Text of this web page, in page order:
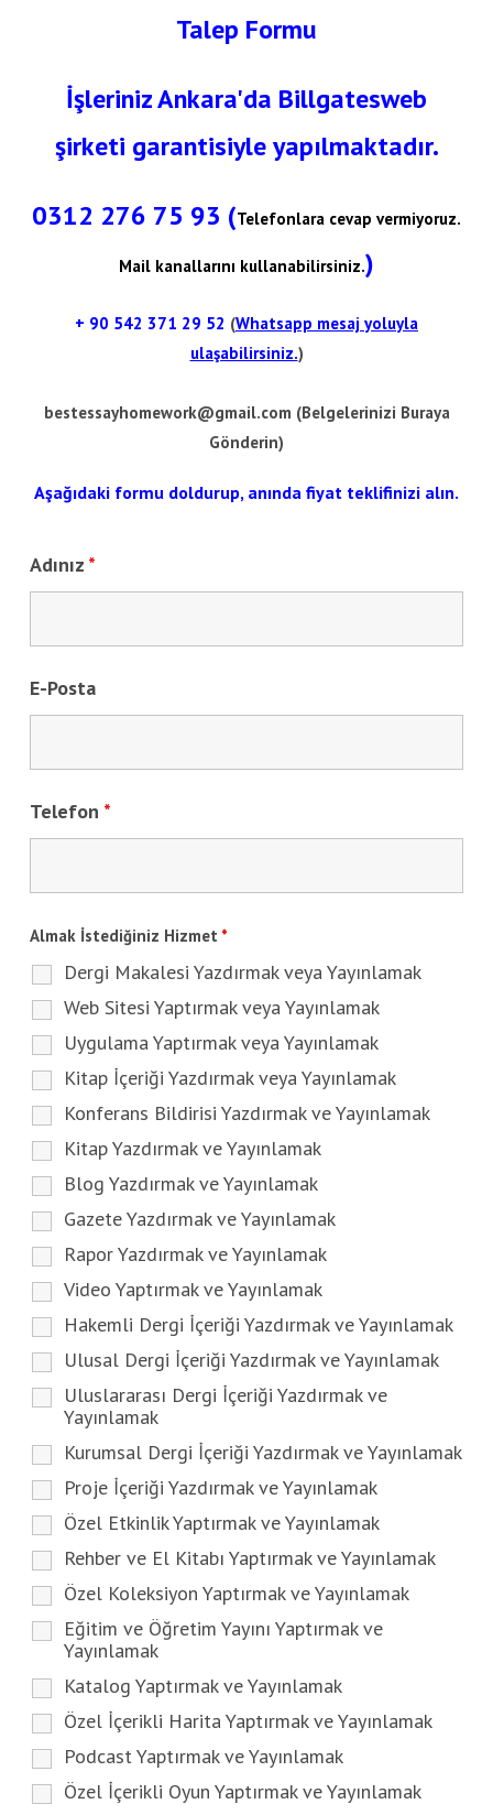
Talep Formu
İşleriniz Ankara'da Billgatesweb
şirketi garantisiyle yapılmaktadır.
0312 276 75 93 (Telefonlara cevap vermiyoruz.
Mail kanallarını kullanabilirsiniz.)
+ 90 542 371 29 52 (Whatsapp mesaj yoluyla
ulaşabilirsiniz.)
bestessayhomework@gmail.com (Belgelerinizi Buraya
Gönderin)
Aşağıdaki formu doldurup, anında fiyat teklifinizi alın.
Adınız *
E-Posta
Telefon *
Almak İstediğiniz Hizmet *
Dergi Makalesi Yazdırmak veya Yayınlamak
Web Sitesi Yaptırmak veya Yayınlamak
Uygulama Yaptırmak veya Yayınlamak
Kitap İçeriği Yazdırmak veya Yayınlamak
Konferans Bildirisi Yazdırmak ve Yayınlamak
Kitap Yazdırmak ve Yayınlamak
Blog Yazdırmak ve Yayınlamak
Gazete Yazdırmak ve Yayınlamak
Rapor Yazdırmak ve Yayınlamak
Video Yaptırmak ve Yayınlamak
Hakemli Dergi İçeriği Yazdırmak ve Yayınlamak
Ulusal Dergi İçeriği Yazdırmak ve Yayınlamak
Uluslararası Dergi İçeriği Yazdırmak ve
Yayınlamak
Kurumsal Dergi İçeriği Yazdırmak ve Yayınlamak
Proje İçeriği Yazdırmak ve Yayınlamak
Özel Etkinlik Yaptırmak ve Yayınlamak
Rehber ve El Kitabı Yaptırmak ve Yayınlamak
Özel Koleksiyon Yaptırmak ve Yayınlamak
Eğitim ve Öğretim Yayını Yaptırmak ve
Yayınlamak
Katalog Yaptırmak ve Yayınlamak
Özel İçerikli Harita Yaptırmak ve Yayınlamak
Podcast Yaptırmak ve Yayınlamak
Özel İçerikli Oyun Yaptırmak ve Yayınlamak